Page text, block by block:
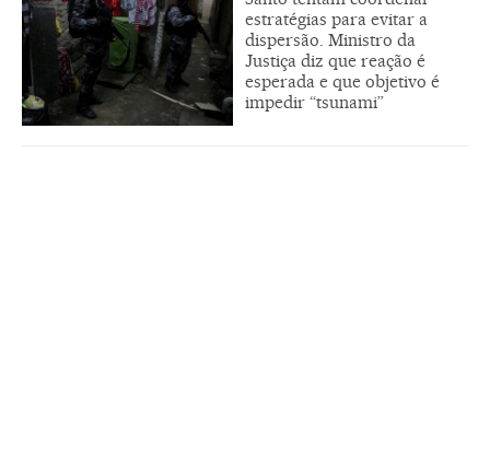
estratégias para evitar a
dispersão. Ministro da
Justiça diz que reação é
esperada e que objetivo é
impedir “tsunami”